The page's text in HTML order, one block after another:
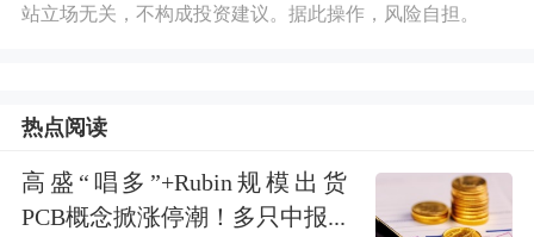
截至午间收盘，沪指上涨0.44%，报
13478.83点；创业板指上涨2.68%，报
站立场无关，不构成投资建议。据此操作，风险自担。
热点阅读
高盛“唱多”+Rubin规模出货
PCB概念掀涨停潮！多只中报...